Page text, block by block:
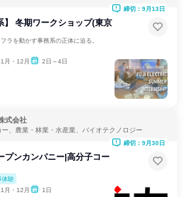
】 冬期ワークショップ(東京
ラを動かす事務系の正体に迫る。
月・12月 2日～4日
締切：9月13日
式会社
ー、農業・林業・水産業、バイオテクノロジー
プンカンパニー|⾼分⼦コー
体験
月・12月 1日
締切：9月30日